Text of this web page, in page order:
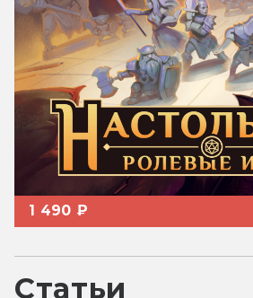
1 490 ₽
Статьи